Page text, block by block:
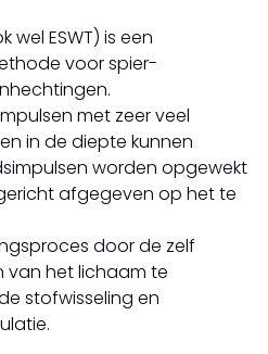
begeleiding
TENS
ESWT) is een
voor spier-
met zeer veel
in de diepte kunnen
worden opgewekt
afgegeven op het te
door de zelf
van het lichaam te
stofwisseling en